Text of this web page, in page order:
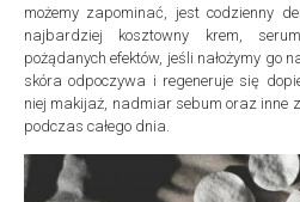
możemy zapominać, jest codzienny
najbardziej kosztowny krem,
pożądanych efektów, jeśli nałożymy go
skóra odpoczywa i regeneruje się
niej makijaż, nadmiar sebum oraz inne
podczas całego dnia.